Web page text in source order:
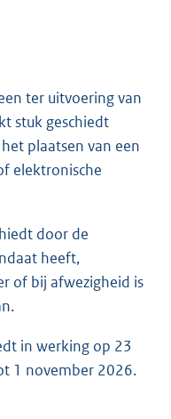
ter uitvoering van
stuk geschiedt
plaatsen van een
elektronische
door de
heeft,
of bij afwezigheid is
in werking op 23
1 november 2026.